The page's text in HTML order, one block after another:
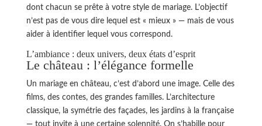
dont chacun se prête à votre style de mariage. L’objectif
n’est pas de vous dire lequel est « mieux » — mais de vous
aider à identifier lequel vous correspond.
L’ambiance : deux univers, deux états d’esprit
Le château : l’élégance formelle
Un mariage en château, c’est d’abord une image. Celle des
films, des contes, des grandes familles. L’architecture
classique, la symétrie des façades, les jardins à la française
— tout invite à une certaine solennité. On s’habille pour